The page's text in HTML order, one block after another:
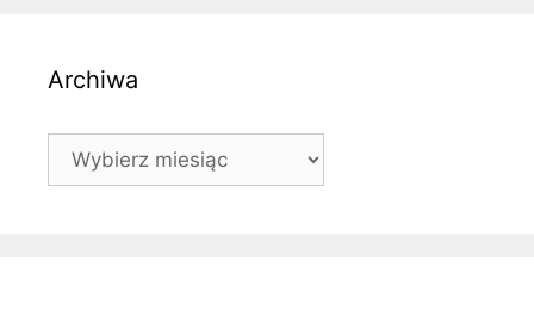
Archiwa
Archiwa